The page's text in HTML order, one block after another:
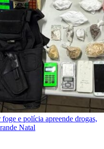
e polícia apreende drogas,
Natal